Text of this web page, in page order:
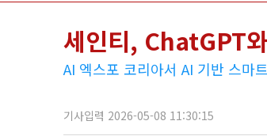
세인티, ChatGPT
AI 엑스포 코리아서 AI 기반 스마
기사입력 2026-05-08 11:30:15